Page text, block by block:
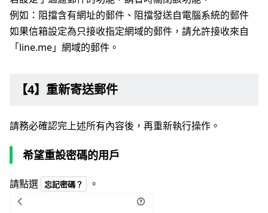
例如：阻擋含有網址的郵件、阻擋發送自電腦系統的郵件
如果信箱設定為只接收指定網域的郵件，請允許接收來自
「line.me」網域的郵件。
【4】重新寄送郵件
請務必確認完上述所有內容後，再重新執行操作。
希望重設密碼的用戶
請點選 忘記密碼？ 。